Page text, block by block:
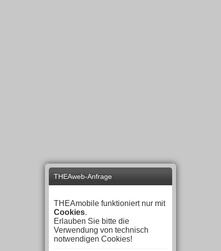
THEAweb-Anfrage
THEAmobile funktioniert nur mit
Cookies.
Erlauben Sie bitte die
Verwendung von technisch
notwendigen Cookies!